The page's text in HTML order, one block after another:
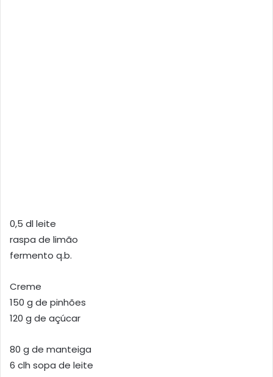
0,5 dl leite
raspa de limão
fermento q.b.
Creme
150 g de pinhões
120 g de açúcar
80 g de manteiga
6 clh sopa de leite